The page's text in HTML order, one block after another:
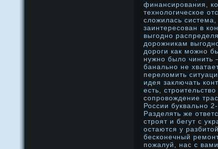
финансирования,
технологическое
сложилась
заинтересован в
выгодно
дорожникам
дороги как можно
нужно было чинить
банально не
переломить
идея заключать
есть,
сопровождение
России буквально
Разделять же
строят и бегут с
остаются у
бесконечный
пожалуй, нас с